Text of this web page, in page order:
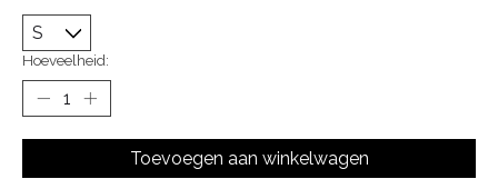
Hoeveelheid:
Toevoegen aan winkelwagen